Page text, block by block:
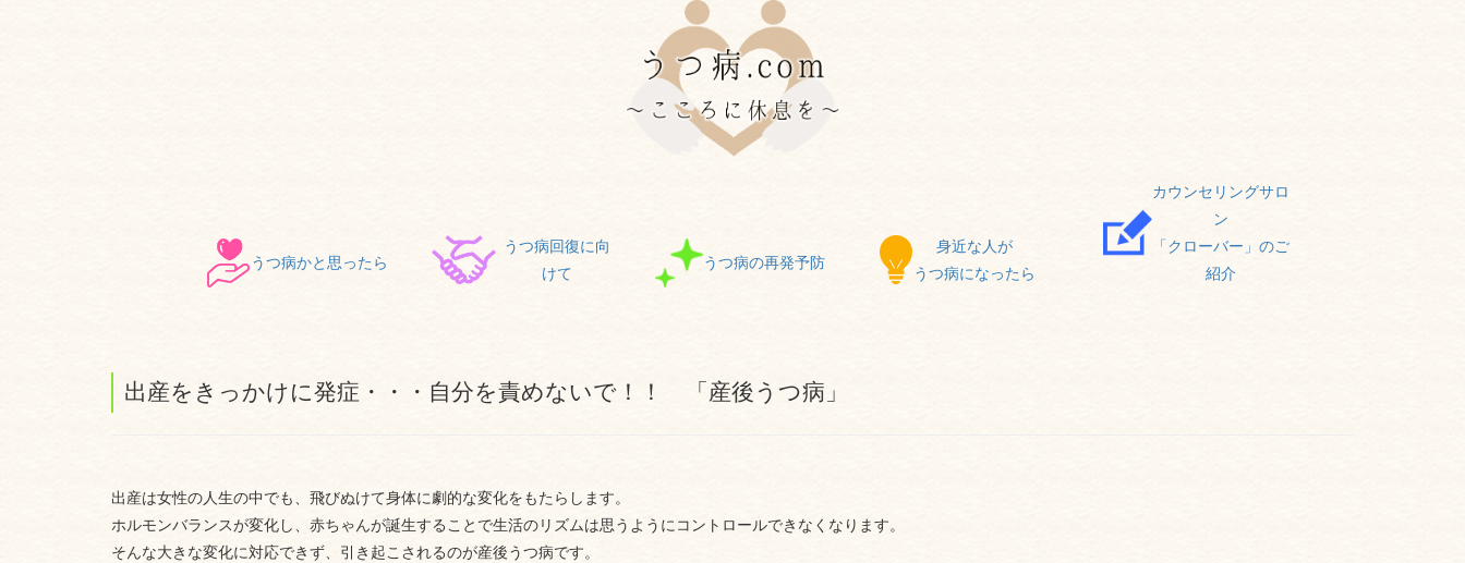
うつ病かと思ったら
うつ病回復に向
けて
うつ病の再発予防
身近な人が
うつ病になったら
カウンセリングサロ
ン
「クローバー」のご
紹介
出産をきっかけに発症・・・自分を責めないで！！ 「産後うつ病」
出産は女性の人生の中でも、飛びぬけて身体に劇的な変化をもたらします。
ホルモンバランスが変化し、赤ちゃんが誕生することで生活のリズムは思うようにコントロールできなくなります。
そんな大きな変化に対応できず、引き起こされるのが産後うつ病です。